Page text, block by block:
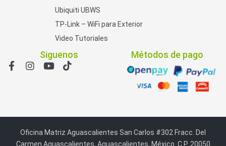
Ubiquiti UBWS
TP-Link – WiFi para Exterior
Video Tutoriales
Siguenos Métodos de pago
Oficina Matriz Aguascalientes San Carlos #302 Fracc. Del
Carmen Aguascalientes, Aguascalientes, México. C.P. 20050